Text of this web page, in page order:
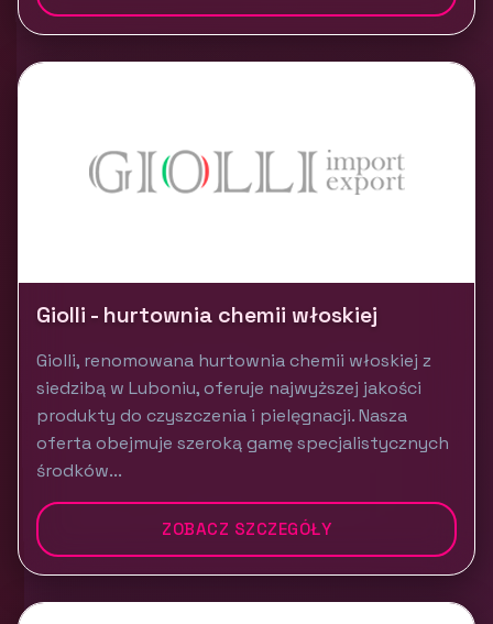
Giolli - hurtownia chemii włoskiej
Giolli, renomowana hurtownia chemii włoskiej z
siedzibą w Luboniu, oferuje najwyższej jakości
produkty do czyszczenia i pielęgnacji. Nasza
oferta obejmuje szeroką gamę specjalistycznych
środków...
ZOBACZ SZCZEGÓŁY